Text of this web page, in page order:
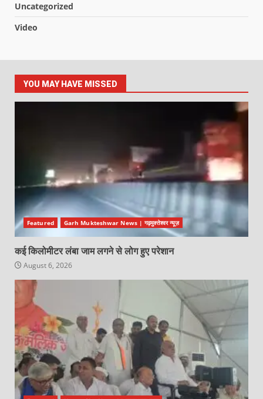
Uncategorized
Video
YOU MAY HAVE MISSED
Featured Garh Mukteshwar News | गढ़मुक्तेश्वर न्यूज़
कई किलोमीटर लंबा जाम लगने से लोग हुए परेशान
August 6, 2026